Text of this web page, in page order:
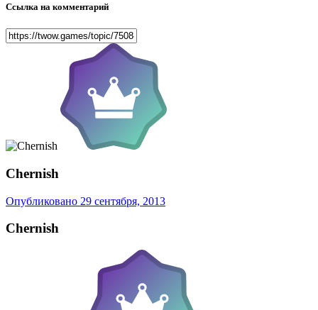
Ссылка на комментарий
Chernish
Опубликовано 29 сентября, 2013
Chernish